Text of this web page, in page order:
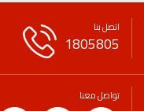
اتصل بنا
1805805
تواصل معنا